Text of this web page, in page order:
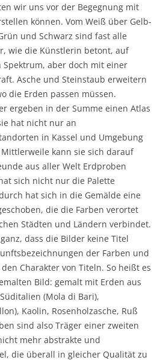
wir uns vor der Begegnung mit
können. Vom Weiß über Gelb-
und Schwarz sind fast alle
wie die Künstlerin betont, auf
aber doch mit einer
Asche und Steinstaub erweitern
die Erden passen müssen.
ergeben in der Summe einen Atlas
hat nicht nur an
in Kassel und Umgebung
kann sie sich darauf
aus aller Welt Erdproben
sich nicht nur die Palette
hat sich in die Gemälde eine
die die Farben verortet
Städten und Ländern verbindet.
dass die Bilder keine Titel
der Farben und
Charakter von Titeln. So heißt es
Bild: gemalt mit Erden aus
(Mola di Bari),
Kaolin, Rosenholzasche, Ruß
sind also Träger einer zweiten
mehr abstrakte und
die überall in gleicher Qualität zu